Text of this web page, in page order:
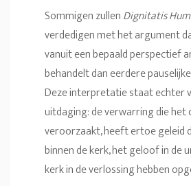
Sommigen zullenDignitatis
verdedigen met het argument
vanuit een bepaald perspectief
behandelt dan eerdere
Deze interpretatie staat echter
uitdaging: de verwarring die
veroorzaakt, heeft ertoe geleid
binnen de kerk, het geloof in de
kerk in de verlossing hebben